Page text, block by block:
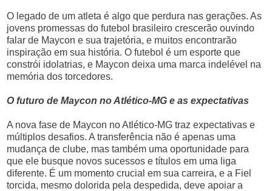
O legado de um atleta é algo que perdura nas gerações. As
jovens promessas do futebol brasileiro crescerão ouvindo
falar de Maycon e sua trajetória, e muitos encontrarão
inspiração em sua história. O futebol é um esporte que
constrói idolatrias, e Maycon deixa uma marca indelével na
memória dos torcedores.
O futuro de Maycon no Atlético-MG e as expectativas
A nova fase de Maycon no Atlético-MG traz expectativas e
múltiplos desafios. A transferência não é apenas uma
mudança de clube, mas também uma oportunidade para
que ele busque novos sucessos e títulos em uma liga
diferente. É um momento crucial em sua carreira, e a Fiel
torcida, mesmo dolorida pela despedida, deve apoiar a